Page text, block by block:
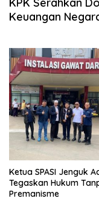
Keuangan
Ketua SPASI Jenguk
Tegaskan Hukum
Premanisme